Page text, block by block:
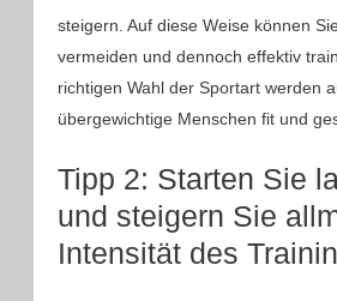
steigern. Auf diese Weise können
vermeiden und dennoch effektiv
richtigen Wahl der Sportart werden
übergewichtige Menschen fit und
Tipp 2: Starten Sie
und steigern Sie
Intensität des